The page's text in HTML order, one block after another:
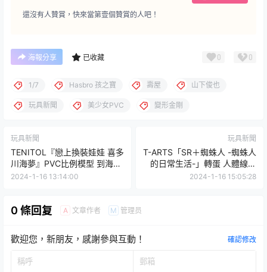
還沒有人贊賞，快來當第壹個贊賞的人吧！
海報分享 已收藏 0 0
1/7 Hasbro 孩之寶 壽屋 山下俊也
玩具新聞 美少女PVC 變形金剛
玩具新聞
TENITOL『戀上換裝娃娃 喜多
川海夢』PVC比例模型 到海邊
玩的青春造型！
2024-1-16 13:14:00
玩具新聞
T-ARTS「SR＋蜘蛛人 -蜘蛛人
的日常生活-」轉蛋 人體線條
＆肌肉形狀細緻描繪！
2024-1-16 15:05:28
0 條回复 A 文章作者 M 管理员
歡迎您，新朋友，感謝參與互動！ 確認修改